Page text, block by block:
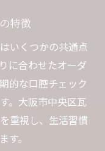
特徴
いくつかの共通点
に合わせたオーダ
的な口腔チェック
。大阪市中央区瓦
重視し、生活習慣
す。